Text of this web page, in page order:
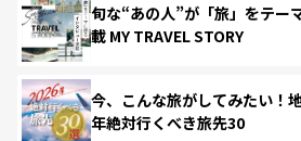
旬な“あの人”が「旅」をテー
載 MY TRAVEL STORY
今、こんな旅がしてみたい！
年絶対行くべき旅先30